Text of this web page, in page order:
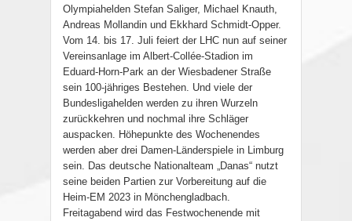
Olympiahelden Stefan Saliger, Michael Knauth,
Andreas Mollandin und Ekkhard Schmidt-Opper.
Vom 14. bis 17. Juli feiert der LHC nun auf seiner
Vereinsanlage im Albert-Collée-Stadion im
Eduard-Horn-Park an der Wiesbadener Straße
sein 100-jähriges Bestehen. Und viele der
Bundesligahelden werden zu ihren Wurzeln
zurückkehren und nochmal ihre Schläger
auspacken. Höhepunkte des Wochenendes
werden aber drei Damen-Länderspiele in Limburg
sein. Das deutsche Nationalteam „Danas“ nutzt
seine beiden Partien zur Vorbereitung auf die
Heim-EM 2023 in Mönchengladbach.
Freitagabend wird das Festwochenende mit